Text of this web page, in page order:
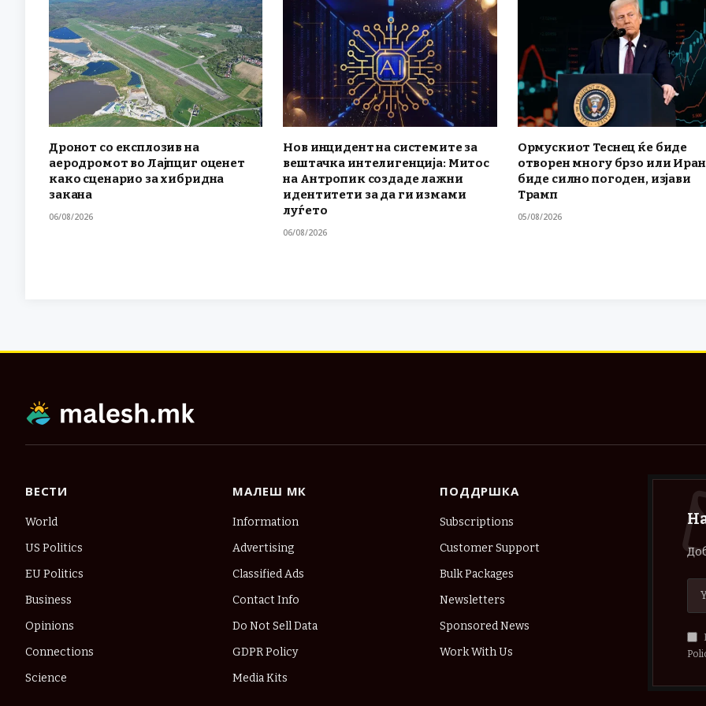
Дронот со експлозив на
аеродромот во Лајпциг оценет
како сценарио за хибридна
закана
06/08/2026
Нов инцидент на системите за
вештачка интелигенција: Митос
на Антропик создаде лажни
идентитети за да ги измами
луѓето
06/08/2026
Ормускиот Теснец ќе биде
отворен многу брзо или
биде силно погоден, изјави
Трамп
05/08/2026
ВЕСТИ
World
US Politics
EU Politics
Business
Opinions
Connections
Science
МАЛЕШ МК
Information
Advertising
Classified Ads
Contact Info
Do Not Sell Data
GDPR Policy
Media Kits
ПОДДРШКА
Subscriptions
Customer Support
Bulk Packages
Newsletters
Sponsored News
Work With Us